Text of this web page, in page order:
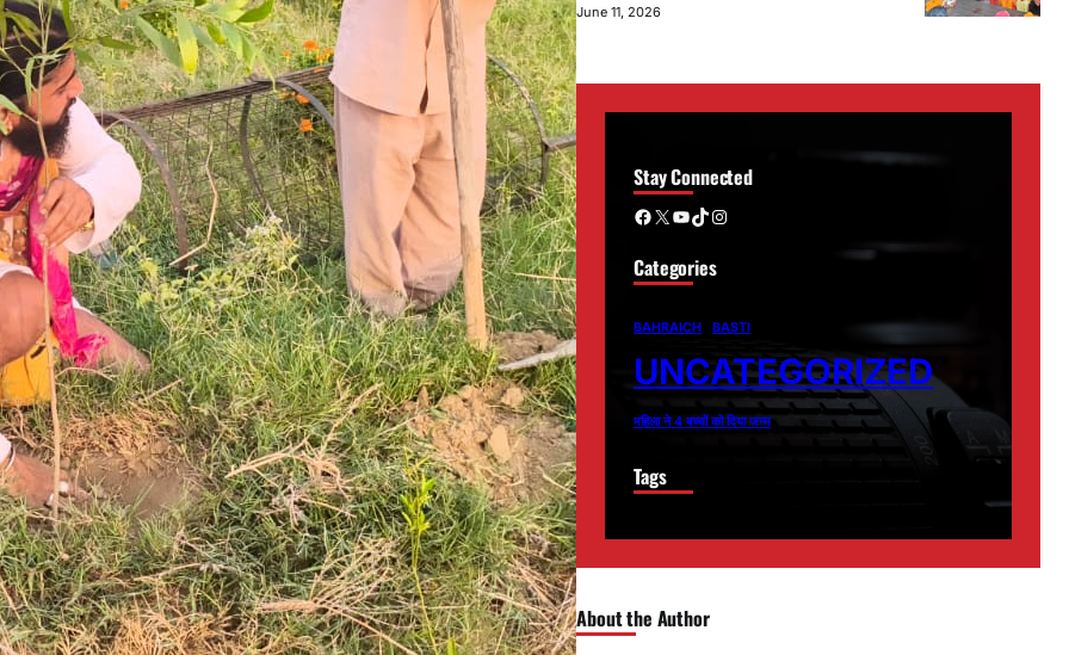
June 11, 2026
Stay Connected
Facebook X YouTube TikTok Instagram
Categories
BAHRAICH BASTI
UNCATEGORIZED
महिला ने 4 बच्चों को दिया जन्म
Tags
About the Author